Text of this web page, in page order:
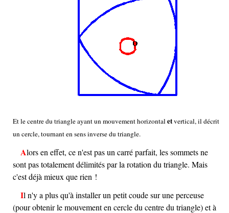
Et le centre du triangle ayant un mouvement horizontaletvertical, il décrit
un cercle, tournant en sens inverse du triangle.
Alors en effet, ce n'est pas un carré parfait, les sommets ne
sont pas totalement délimités par la rotation du triangle. Mais
c'est déjà mieux que rien !
Il n'y a plus qu'à installer un petit coude sur une perceuse
(pour obtenir le mouvement en cercle du centre du triangle) et à